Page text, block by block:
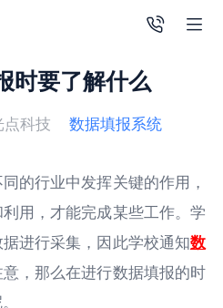
时要了解什么
点科技 数据填报系统
的行业中发挥关键的作用，
用，才能完成某些工作。学
进行采集，因此学校通知数
，那么在进行数据填报的时